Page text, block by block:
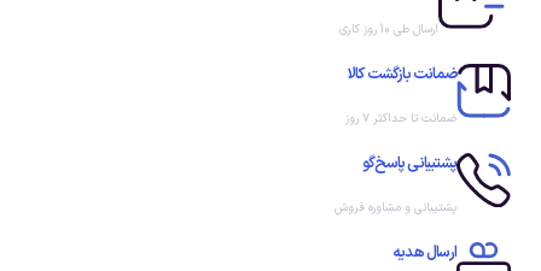
ارسال طی 10 روز کاری
ضمانت بازگشت کالا
ضمانت تا حداکثر ۷ روز
پشتیبانی پاسخ‌گو
پشتیبانی و مشاوره فروش
ارسال هدیه